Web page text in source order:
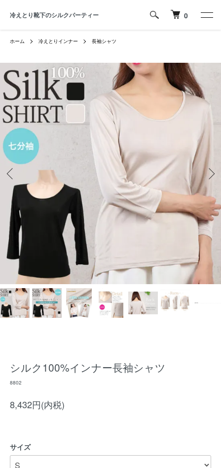
冷えとり靴下のシルクパーティー 0
ホーム 冷えとりインナー 長袖シャツ
シルク100%インナー長袖シャツ
8802
8,432円(内税)
サイズ